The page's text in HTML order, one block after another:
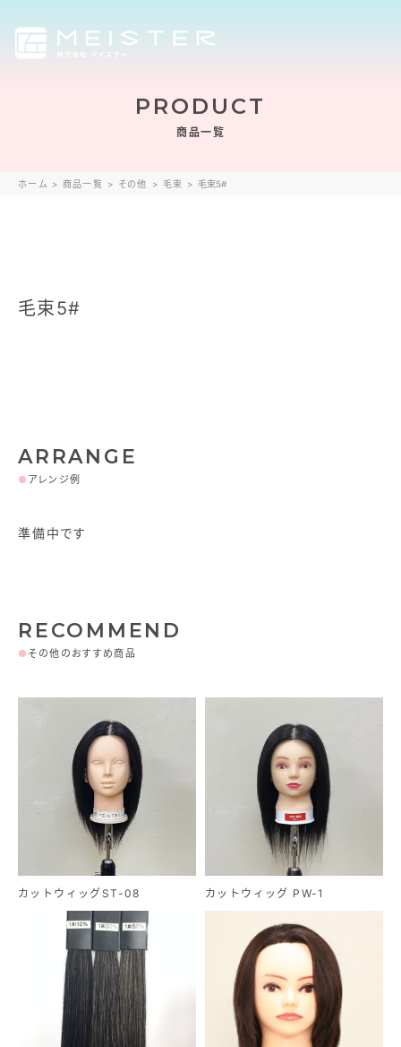
PRODUCT
商品一覧
ホーム > 商品一覧 > その他 > 毛束 > 毛束5#
毛束5#
ARRANGE
● アレンジ例
準備中です
RECOMMEND
● その他のおすすめ商品
カットウィッグST-08 カットウィッグ PW-1